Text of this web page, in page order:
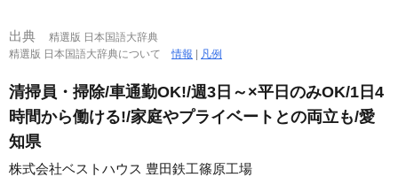
出典
精選版 日本国語大辞典
精選版 日本国語大辞典について情報 凡例
清掃員・掃除/車通勤OK!/週3日～×平日のみOK/1日4
時間から働ける!/家庭やプライベートとの両立も/愛
知県
株式会社ベストハウス 豊田鉄工篠原工場